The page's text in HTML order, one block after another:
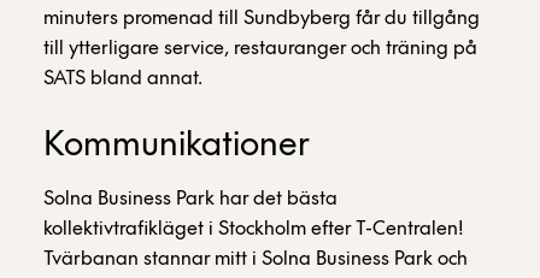
minuters promenad till Sundbyberg får du tillgång
till ytterligare service, restauranger och träning på
SATS bland annat.
Kommunikationer
Solna Business Park har det bästa
kollektivtrafikläget i Stockholm efter T-Centralen!
Tvärbanan stannar mitt i Solna Business Park och